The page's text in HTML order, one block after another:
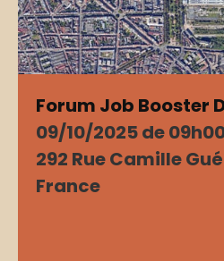
Forum Job Booster
09/10/2025 de
292 Rue Camille
France